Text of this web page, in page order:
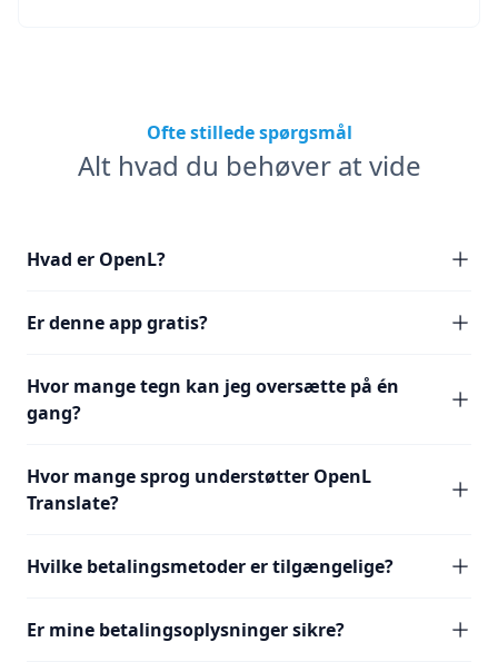
Ofte stillede spørgsmål
Alt hvad du behøver at vide
Hvad er OpenL?
Er denne app gratis?
Hvor mange tegn kan jeg oversætte på én
gang?
Hvor mange sprog understøtter OpenL
Translate?
Hvilke betalingsmetoder er tilgængelige?
Er mine betalingsoplysninger sikre?